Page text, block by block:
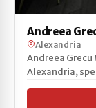
Andreea
Alexandria
Andreea
Alexandria,
servici...